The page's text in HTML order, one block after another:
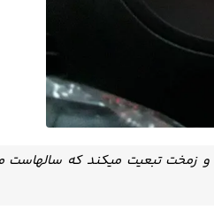
تبعیت میکند که سالهاست